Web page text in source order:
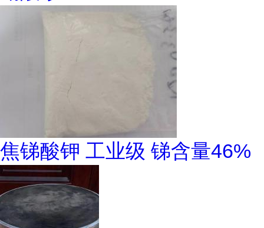
焦锑酸钾 工业级 锑含量46%